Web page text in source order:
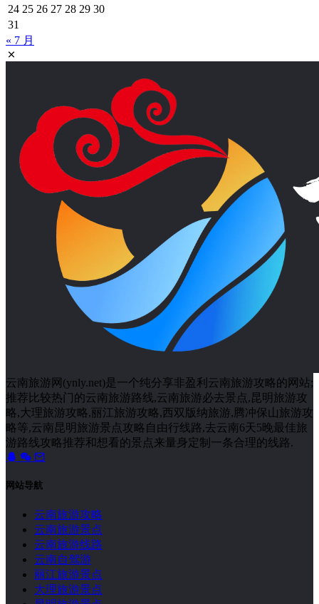
24 25 26 27 28 29 30
31
« 7 月
云南旅游网(ynly.net)是一个纯分享非盈利云南旅游攻略的网站;
推荐比较热门的云南旅游路线,云南旅游必去景点,昆明旅游攻
略,大理旅游攻略,丽江旅游攻略,西双版纳旅游,腾冲保山旅游攻
略等,云南昆明旅游景点攻略自由行线路,去云南6天5晚最佳旅
游路线攻略推荐和想看的景点来量身定制一条合理的线路.
网站导航
云南旅游攻略
云南旅游景点
云南旅游线路
云南自驾游
丽江旅游景点
大理旅游景点